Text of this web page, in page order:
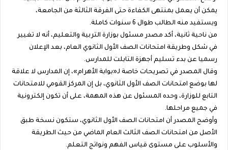
يمكن أن يعمل بمنتهى الكفاءة حتى الفرقة الثالثة من الجامعة،
ويستفيد منه الطالب طوال 6 سنوات كاملة.
من ناحية ثانية، أكد مصدر مسئول بوزارة التربية والتعليم، أنه لا تغيير
في شكل وطريقة امتحانات الصف الأول الثانوي العام، بعد الإعلان
رسميا عن بدء تسليم أجهزة التابلت للمدارس.
وقال المصدر في تصريحات خاصة لـ«بوابة الأهرام»، إن المدارس لا علاقة
لها بوضع امتحانات الصف الأول الثانوي، بل إن المركز القومي للامتحانات
التابع للوزارة، وحده المسئول عن هذه المهمة، على أن تكون إلكترونية
في جميع مراحلها.
وأوضح المصدر أن امتحانات الصف الأول الثانوي، ستكون نسخة طبق
الأصل من امتحانات الصف الثالث العام الماضي من حيث الطريقة
والأسلوب على مستوى قياس الفهم ونواتج التعلم.